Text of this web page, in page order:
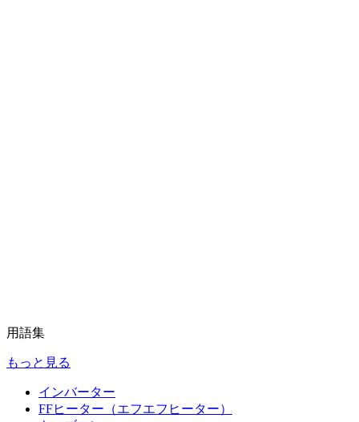
用語集
もっと見る
インバーター
FFヒーター（エフエフヒーター）